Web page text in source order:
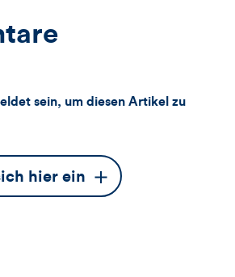
sein, um diesen Artikel zu
hier ein